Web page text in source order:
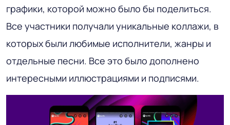
графики, которой можно было бы поделиться.
Все участники получали уникальные коллажи, в
которых были любимые исполнители, жанры и
отдельные песни. Все это было дополнено
интересными иллюстрациями и подписями.